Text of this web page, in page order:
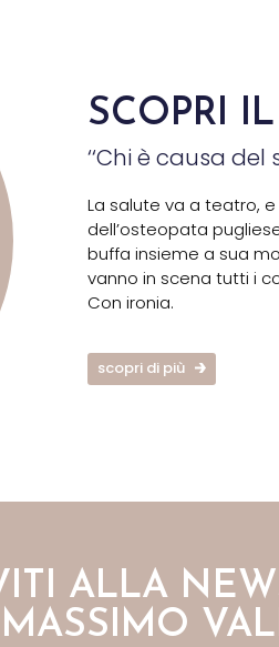
SCOPRI
‘‘Chi è causa
La salute va a teatro, e
dell’osteopata
buffa insieme a sua
vanno in scena tutti i
Con ironia.
scopri di più
ALLA
MASSIMO